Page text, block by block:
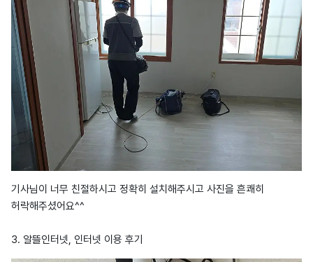
기사님이 너무 친절하시고 정확히 설치해주시고 사진을 흔쾌히
허락해주셨어요^^
3. 알뜰인터넷, 인터넷 이용 후기